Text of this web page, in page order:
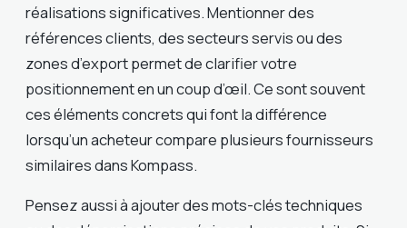
réalisations significatives. Mentionner des
références clients, des secteurs servis ou des
zones d’export permet de clarifier votre
positionnement en un coup d’œil. Ce sont souvent
ces éléments concrets qui font la différence
lorsqu’un acheteur compare plusieurs fournisseurs
similaires dans Kompass.
Pensez aussi à ajouter des mots-clés techniques